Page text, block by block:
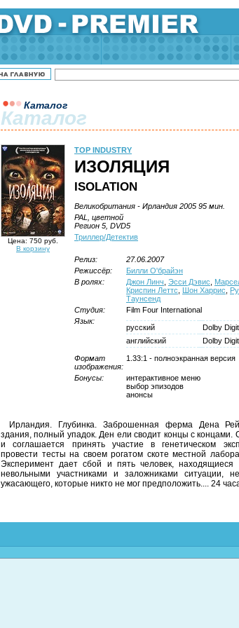
Каталог
Каталог
Цена: 750 руб.
В корзину
TOP INDUSTRY
ИЗОЛЯЦИЯ
ISOLATION
Великобритания - Ирландия 2005 95 мин.
PAL, цветной
Регион 5, DVD5
Триллер/Детектив
Релиз:
27.06.2007
Режиссёр:
Билли О'брайэн
В ролях:
Джон Линч Эсси Дэвис
Криспин Леттс
Шон Харрис
Таунсенд
Студия:
Film Four International
Язык:
русский
Dolby
английский
Dolby
Формат
изображения:
1.33:1 - полноэкранная версия
Бонусы:
интерактивное меню
выбор эпизодов
анонсы
Ирландия. Глубинка. Заброшенная ферма Дена
здания, полный упадок. Ден ели сводит концы с концами.
и соглашается принять участие в генетическом
провести тесты на своем рогатом скоте местной
Эксперимент дает сбой и пять человек, находящиеся
невольными участниками и заложниками ситуации,
ужасающего, которые никто не мог предположить.... 24